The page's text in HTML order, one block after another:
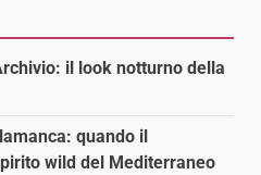
il look notturno della
quando il
wild del Mediterraneo